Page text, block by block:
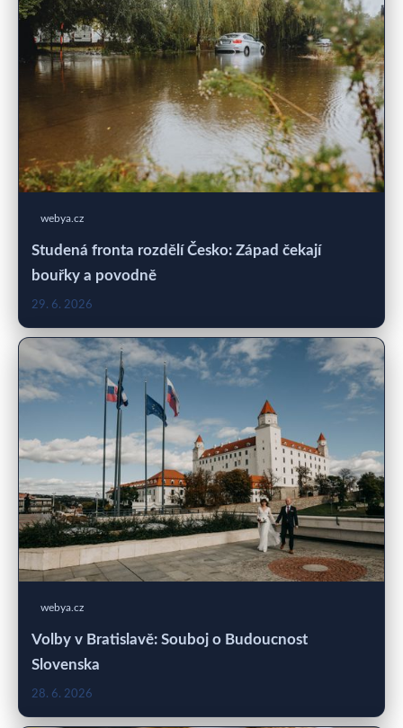
webya.cz
Studená fronta rozdělí Česko: Západ čekají
bouřky a povodně
29. 6. 2026
webya.cz
Volby v Bratislavě: Souboj o Budoucnost
Slovenska
28. 6. 2026